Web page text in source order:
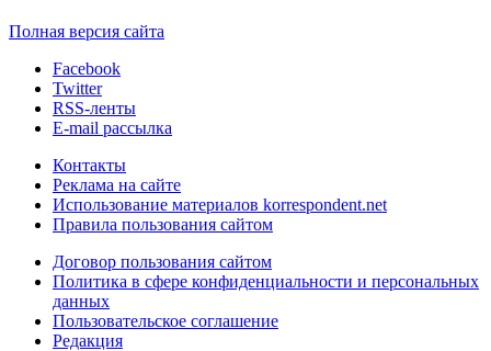
Полная версия сайта
Facebook
Twitter
RSS-ленты
E-mail рассылка
Контакты
Реклама на сайте
Использование материалов korrespondent.net
Правила пользования сайтом
Договор пользования сайтом
Политика в сфере конфиденциальности и персональных
данных
Пользовательское соглашение
Редакция